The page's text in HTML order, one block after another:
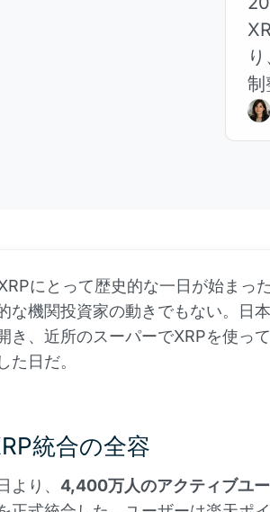
制
ー
にとって歴史的な一日が始まっ
な機関投資家の動きでもない。日
き、近所のスーパーでXRPを使
た日だ。
統合の全容
より、 4,400万人のアクティブユ